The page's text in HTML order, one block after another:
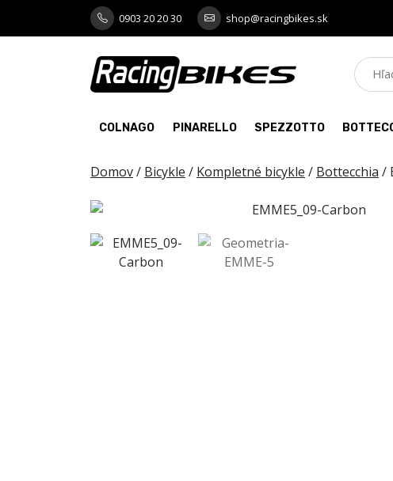
0903 20 20 30 shop@racingbikes.sk
COLNAGO PINARELLO SPEZZOTTO
Domov/ Bicykle / Kompletné bicykle / Bottecchia /